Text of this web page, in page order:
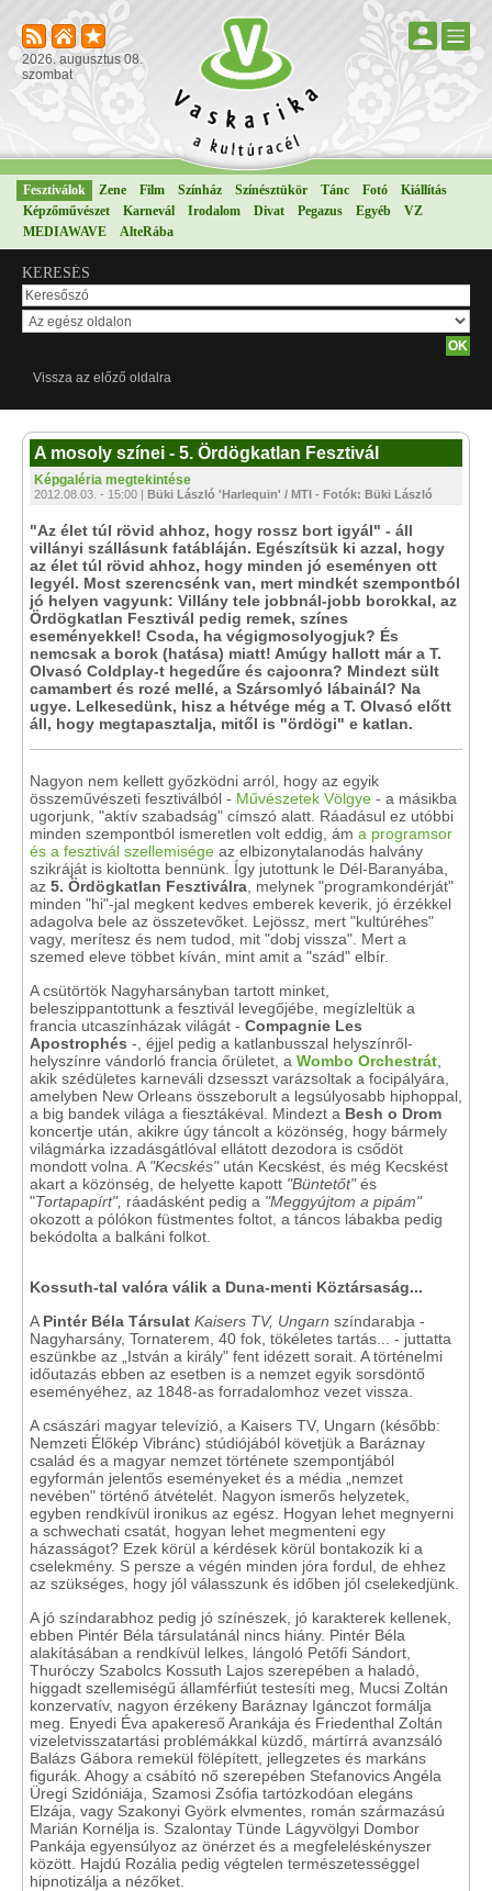
2026. augusztus 08.
szombat
Fesztiválok Zene Film Színház Színésztükör Tánc Fotó
Kiállítás
Képzőművészet
Karnevál Irodalom Divat Pegazus Egyéb
VZ
MEDIAWAVE
AlteRába
KERESÉS
Vissza az előző oldalra
A mosoly színei - 5. Ördögkatlan Fesztivál
Képgaléria megtekintése
2012.08.03. - 15:00 | Büki László 'Harlequin' / MTI - Fotók: Büki László
"Az élet túl rövid ahhoz, hogy rossz bort igyál" - áll
villányi szállásunk fatábláján. Egészítsük ki azzal, hogy
az élet túl rövid ahhoz, hogy minden jó eseményen ott
legyél. Most szerencsénk van, mert mindkét szempontból
jó helyen vagyunk: Villány tele jobbnál-jobb borokkal, az
Ördögkatlan Fesztivál pedig remek, színes
eseményekkel! Csoda, ha végigmosolyogjuk? És
nemcsak a borok (hatása) miatt! Amúgy hallott már a T.
Olvasó Coldplay-t hegedűre és cajoonra? Mindezt sült
camambert és rozé mellé, a Szársomlyó lábainál? Na
ugye. Lelkesedünk, hisz a hétvége még a T. Olvasó előtt
áll, hogy megtapasztalja, mitől is "ördögi" e katlan.
Nagyon nem kellett győzködni arról, hogy az egyik
összeművészeti fesztiválból - Művészetek Völgye - a másikba
ugorjunk, "aktív szabadság" címszó alatt. Ráadásul ez utóbbi
minden szempontból ismeretlen volt eddig, ám a programsor
és a fesztivál szellemisége az elbizonytalanodás halvány
szikráját is kioltotta bennünk. Így jutottunk le Dél-Baranyába,
az 5. Ördögkatlan Fesztiválra , melynek "programkondérját"
minden "hi"-jal megkent kedves emberek keverik, jó érzékkel
adagolva bele az összetevőket. Lejössz, mert "kultúréhes"
vagy, merítesz és nem tudod, mit "dobj vissza". Mert a
szemed eleve többet kíván, mint amit a "szád" elbír.
A csütörtök Nagyharsányban tartott minket,
beleszippantottunk a fesztivál levegőjébe, megízleltük a
francia utcaszínházak világát - Compagnie Les
Apostrophés -, éjjel pedig a katlanbusszal helyszínről-
helyszínre vándorló francia őrületet, a Wombo Orchestrát
akik szédületes karneváli dzsesszt varázsoltak a focipályára,
amelyben New Orleans összeborult a legsúlyosabb hiphoppal,
a big bandek világa a fiesztákéval. Mindezt a Besh o Drom
koncertje után, akikre úgy táncolt a közönség, hogy bármely
világmárka izzadásgátlóval ellátott dezodora is csődöt
mondott volna. A "Kecskés"után Kecskést, és még Kecskést
akart a közönség, de helyette kapott "Büntetőt"és
"Tortapapírt", ráadásként pedig a "Meggyújtom a pipám"
okozott a pólókon füstmentes foltot, a táncos lábakba pedig
bekódolta a balkáni folkot.
Kossuth-tal valóra válik a Duna-menti Köztársaság...
A Pintér Béla Társulat Kaisers TV, Ungarn színdarabja -
Nagyharsány, Tornaterem, 40 fok, tökéletes tartás... - juttatta
eszünkbe az „István a király" fent idézett sorait. A történelmi
időutazás ebben az esetben is a nemzet egyik sorsdöntő
eseményéhez, az 1848-as forradalomhoz vezet vissza.
A császári magyar televízió, a Kaisers TV, Ungarn (később:
Nemzeti Élőkép Vibránc) stúdiójából követjük a Baráznay
család és a magyar nemzet története szempontjából
egyformán jelentős eseményeket és a média „nemzet
nevében" történő átvételét. Nagyon ismerős helyzetek,
egyben rendkívül ironikus az egész. Hogyan lehet megnyerni
a schwechati csatát, hogyan lehet megmenteni egy
házasságot? Ezek körül a kérdések körül bontakozik ki a
cselekmény. S persze a végén minden jóra fordul, de ehhez
az szükséges, hogy jól válasszunk és időben jól cselekedjünk.
A jó színdarabhoz pedig jó színészek, jó karakterek kellenek,
ebben Pintér Béla társulatánál nincs hiány. Pintér Béla
alakításában a rendkívül lelkes, lángoló Petőfi Sándort,
Thuróczy Szabolcs Kossuth Lajos szerepében a haladó,
higgadt szellemiségű államférfiút testesíti meg, Mucsi Zoltán
konzervatív, nagyon érzékeny Baráznay Igánczot formálja
meg. Enyedi Éva apakereső Arankája és Friedenthal Zoltán
vizeletvisszatartási problémákkal küzdő, mártírrá avanzsáló
Balázs Gábora remekül fölépített, jellegzetes és markáns
figurák. Ahogy a csábító nő szerepében Stefanovics Angéla
Üregi Szidóniája, Szamosi Zsófia tartózkodóan elegáns
Elzája, vagy Szakonyi Györk elvmentes, román származású
Marián Kornélja is. Szalontay Tünde Lágyvölgyi Dombor
Pankája egyensúlyoz az önérzet és a megfeleléskényszer
között. Hajdú Rozália pedig végtelen természetességgel
hipnotizálja a nézőket.